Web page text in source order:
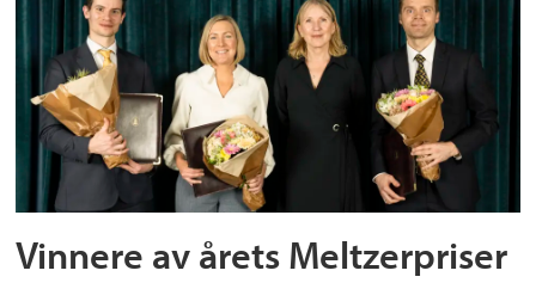
Vinnere av årets Meltzerpriser